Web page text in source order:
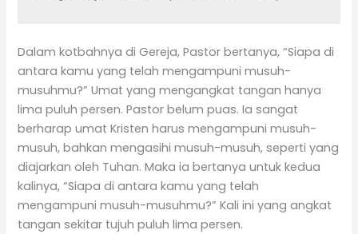
Dalam kotbahnya di Gereja, Pastor bertanya, “Siapa di
antara kamu yang telah mengampuni musuh-
musuhmu?” Umat yang mengangkat tangan hanya
lima puluh persen. Pastor belum puas. Ia sangat
berharap umat Kristen harus mengampuni musuh-
musuh, bahkan mengasihi musuh-musuh, seperti yang
diajarkan oleh Tuhan. Maka ia bertanya untuk kedua
kalinya, “Siapa di antara kamu yang telah
mengampuni musuh-musuhmu?” Kali ini yang angkat
tangan sekitar tujuh puluh lima persen.